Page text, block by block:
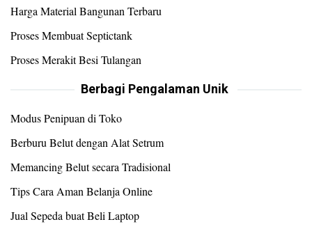
Harga Material Bangunan Terbaru
Proses Membuat Septictank
Proses Merakit Besi Tulangan
Berbagi Pengalaman Unik
Modus Penipuan di Toko
Berburu Belut dengan Alat Setrum
Memancing Belut secara Tradisional
Tips Cara Aman Belanja Online
Jual Sepeda buat Beli Laptop